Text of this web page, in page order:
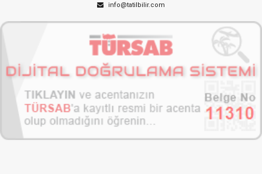
info@tatilbilir.com